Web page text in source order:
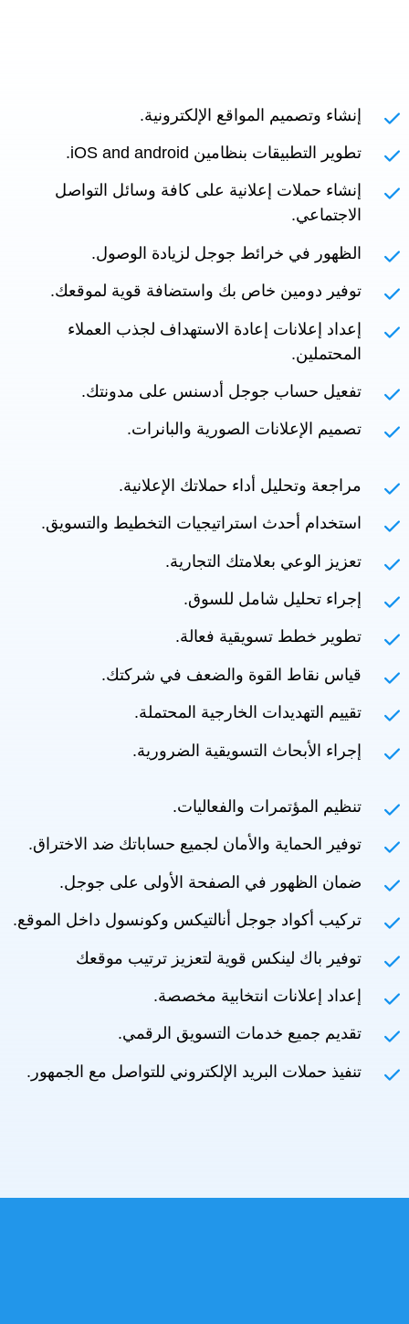
إنشاء وتصميم المواقع الإلكترونية.
تطوير التطبيقات بنظامين iOS and android.
إنشاء حملات إعلانية على كافة وسائل التواصل
الاجتماعي.
الظهور في خرائط جوجل لزيادة الوصول.
توفير دومين خاص بك واستضافة قوية لموقعك.
إعداد إعلانات إعادة الاستهداف لجذب العملاء
المحتملين.
تفعيل حساب جوجل أدسنس على مدونتك.
تصميم الإعلانات الصورية والبانرات.
مراجعة وتحليل أداء حملاتك الإعلانية.
استخدام أحدث استراتيجيات التخطيط والتسويق.
تعزيز الوعي بعلامتك التجارية.
إجراء تحليل شامل للسوق.
تطوير خطط تسويقية فعالة.
قياس نقاط القوة والضعف في شركتك.
تقييم التهديدات الخارجية المحتملة.
إجراء الأبحاث التسويقية الضرورية.
تنظيم المؤتمرات والفعاليات.
توفير الحماية والأمان لجميع حساباتك ضد الاختراق.
ضمان الظهور في الصفحة الأولى على جوجل.
تركيب أكواد جوجل أنالتيكس وكونسول داخل الموقع.
توفير باك لينكس قوية لتعزيز ترتيب موقعك
إعداد إعلانات انتخابية مخصصة.
تقديم جميع خدمات التسويق الرقمي.
تنفيذ حملات البريد الإلكتروني للتواصل مع الجمهور.